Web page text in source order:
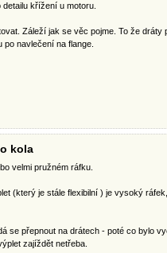
křížení u motoru.
Záleží jak se věc pojme. To že dráty
navlečení na flange.
kola
velmi pružném ráfku.
(který je stále flexibilní ) je vysoký
se přepnout na drátech - poté co bylo
zajíždět netřeba.